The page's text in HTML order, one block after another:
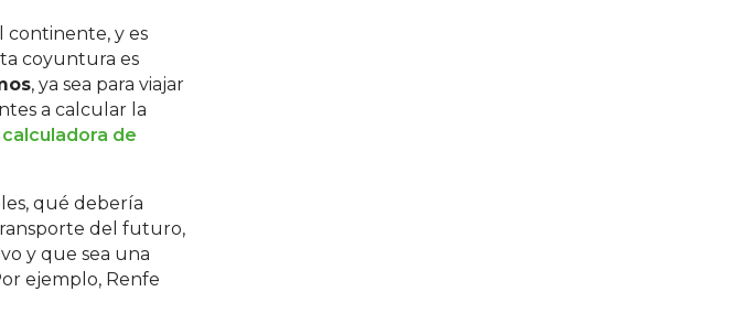
continente, y es
coyuntura es
, ya sea para viajar
a calcular la
calculadora de
qué debería
del futuro,
y que sea una
ejemplo, Renfe